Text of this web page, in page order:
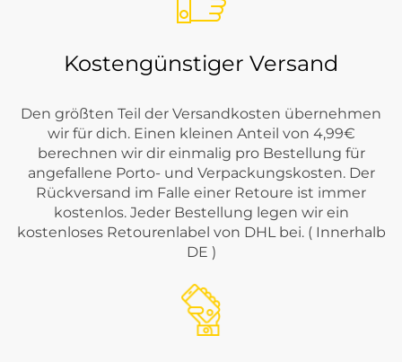
Kostengünstiger Versand
Den größten Teil der Versandkosten übernehmen
wir für dich. Einen kleinen Anteil von 4,99€
berechnen wir dir einmalig pro Bestellung für
angefallene Porto- und Verpackungskosten. Der
Rückversand im Falle einer Retoure ist immer
kostenlos. Jeder Bestellung legen wir ein
kostenloses Retourenlabel von DHL bei. ( Innerhalb
DE )